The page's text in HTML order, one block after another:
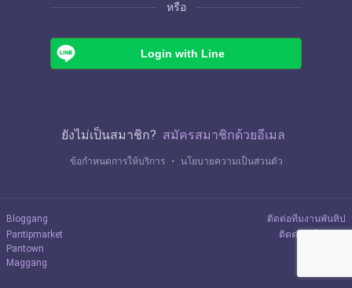
หรือ
Login with Line
ยังไม่เป็นสมาชิก? สมัครสมาชิกด้วยอีเมล
ข้อกำหนดการให้บริการ ・ นโยบายความเป็นส่วนตัว
Bloggang
Pantipmarket
Pantown
Maggang
ติดต่อทีมงานพันทิป
ติดต่อลงโฆษณา